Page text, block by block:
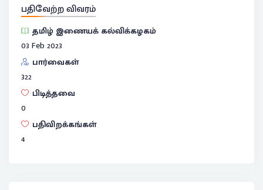
பதிவேற்ற விவரம்
தமிழ் இணையக் கல்விக்கழகம்
03 Feb 2023
பார்வைகள்
322
பிடித்தவை
0
பதிவிறக்கங்கள்
4